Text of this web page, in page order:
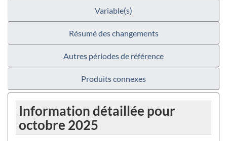
Variable(s)
Résumé des changements
Autres périodes de référence
Produits connexes
Information détaillée pour
octobre 2025